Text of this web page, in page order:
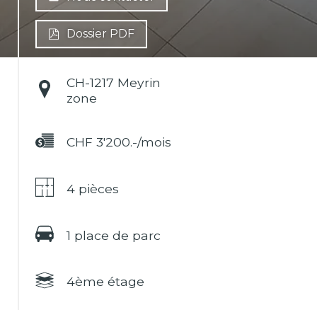
Dossier PDF
CH-1217 Meyrin
zone
CHF 3'200.-/mois
4 pièces
1 place de parc
4ème étage